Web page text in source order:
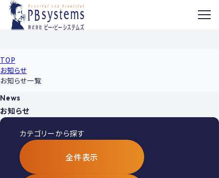
TOP
お知らせ
お知らせ一覧
News
お知らせ
カテゴリーから探す
全件表示